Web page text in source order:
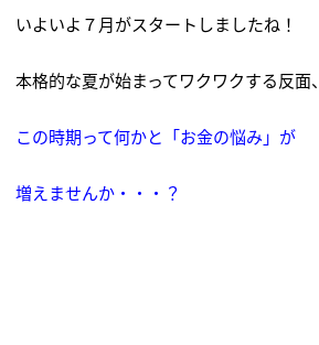
いよいよ７月がスタートしましたね！
本格的な夏が始まってワクワクする反面、
この時期って何かと「お金の悩み」が
増えませんか・・・？